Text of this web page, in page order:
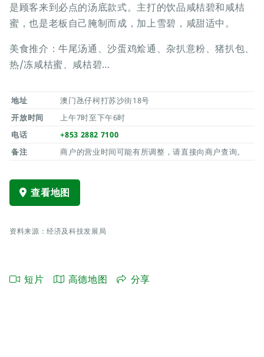
是顾客来到必点的汤底款式。主打的饮品咸桔碧和咸桔
蜜，也是老板自己腌制而成，加上雪碧，咸甜适中。
美食推介：牛尾汤通、沙蛋鸡烩通、杂扒意粉、猪扒包、
热/冻咸桔蜜、咸桔碧…
地址
澳门氹仔柯打苏沙街18号
开放时间
上午7时至下午6时
电话
+853 2882 7100
备注
商户的营业时间可能有所调整，请直接向商户查询。
查看地图
资料来源：经济及科技发展局
短片 高德地图 分享